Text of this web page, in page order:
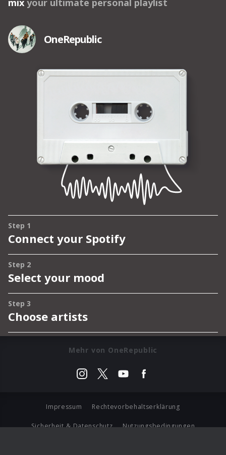
Mehr von OneRepublic
Impressum Rechtevorbehaltserklärung
Sicherheit & Datenschutz Nutzungsbedingungen